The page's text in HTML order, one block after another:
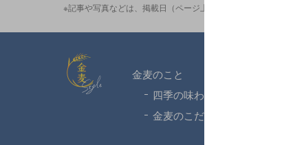
※記事や写真などは、掲載日（ページ上部記載）当時に制作・
金麦のこと
四季の味わい
金麦のこだわり